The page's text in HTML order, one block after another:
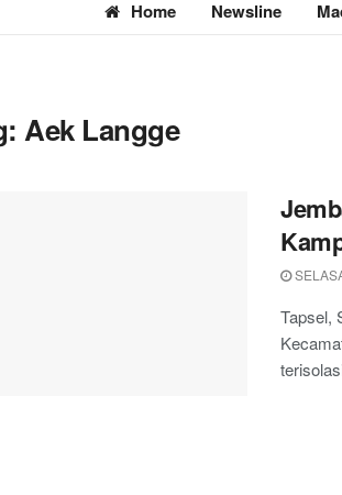
Home Newsline
Aek Langge
Tapsel,